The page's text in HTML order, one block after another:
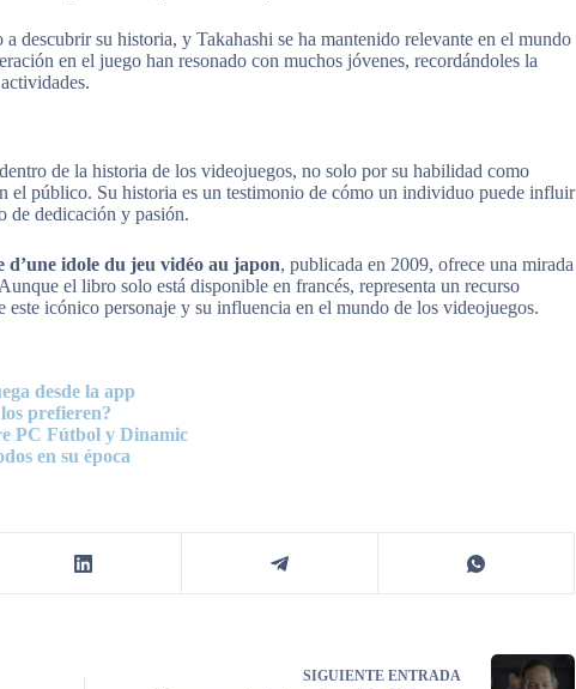
descubrir su historia, y Takahashi se ha mantenido relevante en el mundo
en el juego han resonado con muchos jóvenes, recordándoles la
de la historia de los videojuegos, no solo por su habilidad como
el público. Su historia es un testimonio de cómo un individuo puede influir
de dedicación y pasión.
idole du jeu vidéo au japon, publicada en 2009, ofrece una mirada
el libro solo está disponible en francés, representa un recurso
este icónico personaje y su influencia en el mundo de los videojuegos.
desde la app
prefieren?
PC Fútbol y Dinamic
en su época
SIGUIENTEENTRADA